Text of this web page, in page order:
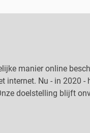
manier online
Nu - in 2020
doelstelling blijft